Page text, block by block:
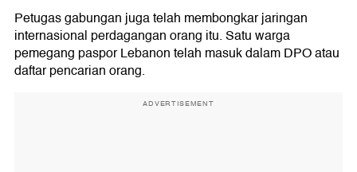
Petugas gabungan juga telah membongkar jaringan
internasional perdagangan orang itu. Satu warga
pemegang paspor Lebanon telah masuk dalam DPO atau
daftar pencarian orang.
ADVERTISEMENT